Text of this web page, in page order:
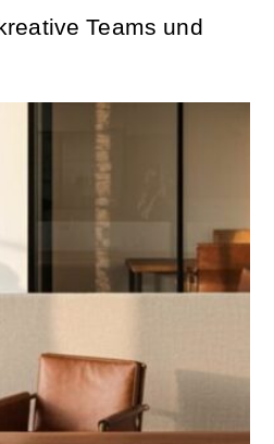
Teams und